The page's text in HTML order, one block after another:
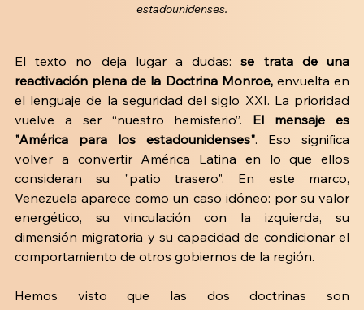
estadounidenses.
El texto no deja lugar a dudas: se trata de una
reactivación plena de la Doctrina Monroe, envuelta en
el lenguaje de la seguridad del siglo XXI. La prioridad
vuelve a ser “nuestro hemisferio”. El mensaje es
"América para los estadounidenses". Eso significa
volver a convertir América Latina en lo que ellos
consideran su "patio trasero". En este marco,
Venezuela aparece como un caso idóneo: por su valor
energético, su vinculación con la izquierda, su
dimensión migratoria y su capacidad de condicionar el
comportamiento de otros gobiernos de la región.
Hemos visto que las dos doctrinas son